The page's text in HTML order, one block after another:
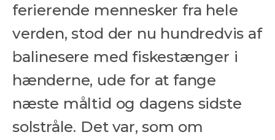
ferierende mennesker fra hele
verden, stod der nu hundredvis af
balinesere med fiskestænger i
hænderne, ude for at fange
næste måltid og dagens sidste
solstråle. Det var, som om